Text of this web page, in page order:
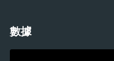
數據